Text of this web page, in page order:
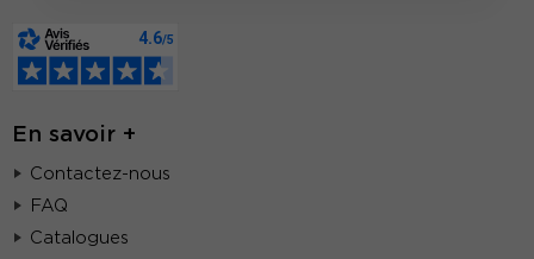
En savoir +
Contactez-nous
FAQ
Catalogues